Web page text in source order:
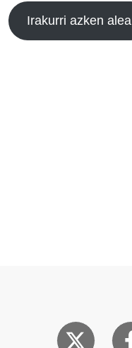
Irakurri azken alea